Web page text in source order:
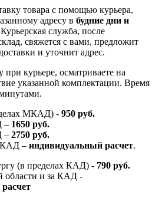
товара с помощью курьера,
адресу в будние дни и
служба, после
свяжется с вами, предложит
и уточнит адрес.
курьере, осматриваете на
указанной комплектации. Время
МКАД) - 950 руб.
– 1650 руб.
– 2750 руб.
– индивидуальный расчет.
(в пределах КАД) - 790 руб.
области и за КАД -